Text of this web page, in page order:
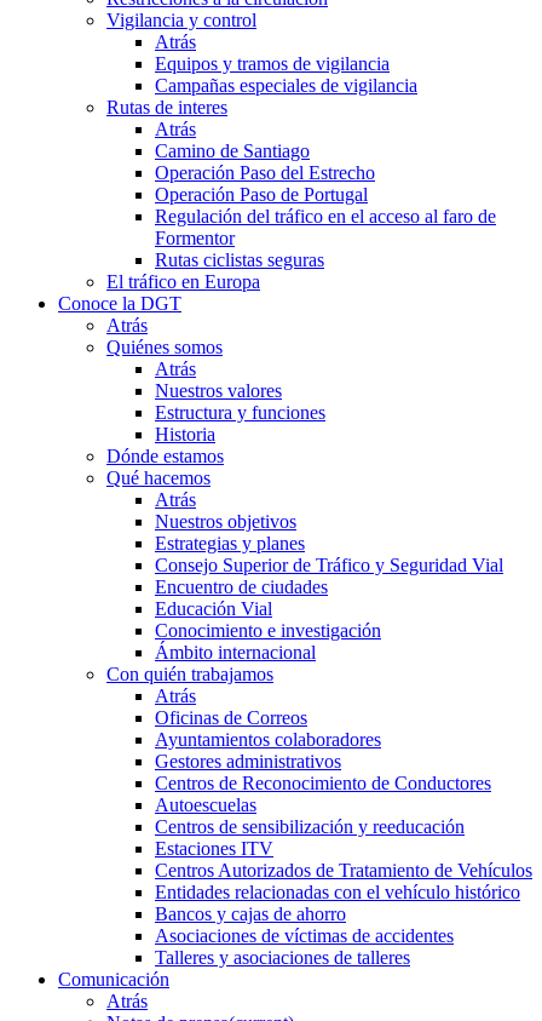
Vigilancia y control
Atrás
Equipos y tramos de vigilancia
Campañas especiales de vigilancia
Rutas de interes
Atrás
Camino de Santiago
Operación Paso del Estrecho
Operación Paso de Portugal
Regulación del tráfico en el acceso al faro de
Formentor
Rutas ciclistas seguras
El tráfico en Europa
Conoce la DGT
Atrás
Quiénes somos
Atrás
Nuestros valores
Estructura y funciones
Historia
Dónde estamos
Qué hacemos
Atrás
Nuestros objetivos
Estrategias y planes
Consejo Superior de Tráfico y Seguridad Vial
Encuentro de ciudades
Educación Vial
Conocimiento e investigación
Ámbito internacional
Con quién trabajamos
Atrás
Oficinas de Correos
Ayuntamientos colaboradores
Gestores administrativos
Centros de Reconocimiento de Conductores
Autoescuelas
Centros de sensibilización y reeducación
Estaciones ITV
Centros Autorizados de Tratamiento de Vehículos
Entidades relacionadas con el vehículo histórico
Bancos y cajas de ahorro
Asociaciones de víctimas de accidentes
Talleres y asociaciones de talleres
Comunicación
Atrás